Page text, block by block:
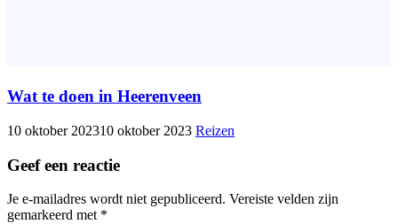
Wat te doen in Heerenveen
10 oktober 202310 oktober 2023 Reizen
Geef een reactie
Je e-mailadres wordt niet gepubliceerd. Vereiste velden zijn
gemarkeerd met *